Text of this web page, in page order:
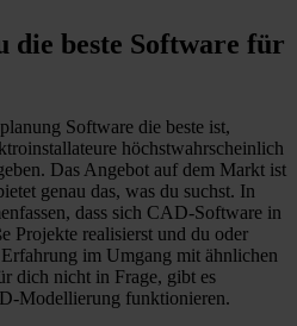
die beste Software für
Software die beste ist,
höchstwahrscheinlich
Das Angebot auf dem Markt ist
genau das, was du suchst. In
dass sich CAD-Software in
Projekte realisierst und du oder
im Umgang mit ähnlichen
dich nicht in Frage, gibt es
Modellierung funktionieren.